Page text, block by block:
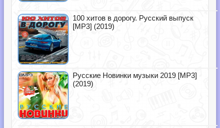
100 хитов в дорогу. Русский выпуск
[MP3] (2019)
Русские Новинки музыки 2019 [MP3]
(2019)